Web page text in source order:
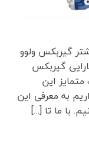
بررسی بیشتر گیربکس ولوو
کارایی گیربکس
این
به معرفی این
با ما تا […]